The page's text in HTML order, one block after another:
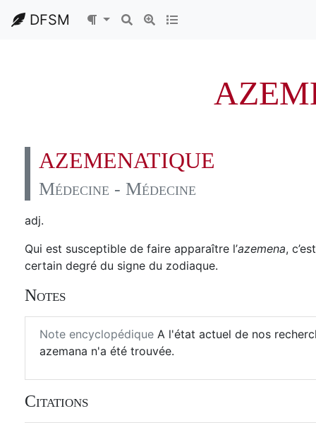
DFSM
AZEMENATIQUE
Médecine - Médecine
adj.
Qui est susceptible de faire apparaître l’azemena,
certain degré du signe du zodiaque.
Notes
Note encyclopédique A l'état actuel de nos
azemana n'a été trouvée.
Citations